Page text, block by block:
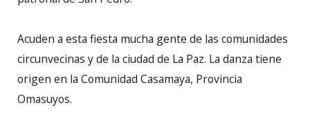
Acuden a esta fiesta mucha gente de las comunidades
circunvecinas y de la ciudad de La Paz. La danza tiene
origen en la Comunidad Casamaya, Provincia
Omasuyos.